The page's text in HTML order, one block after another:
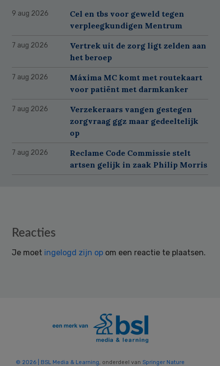
9 aug 2026
Cel en tbs voor geweld tegen
verpleegkundigen Mentrum
7 aug 2026
Vertrek uit de zorg ligt zelden aan
het beroep
7 aug 2026
Máxima MC komt met routekaart
voor patiënt met darmkanker
7 aug 2026
Verzekeraars vangen gestegen
zorgvraag ggz maar gedeeltelijk
op
7 aug 2026
Reclame Code Commissie stelt
artsen gelijk in zaak Philip Morris
Reader
Reacties
Je moet ingelogd zijn op om een reactie te plaatsen.
© 2026 | BSL Media & Learning, onderdeel van Springer Nature